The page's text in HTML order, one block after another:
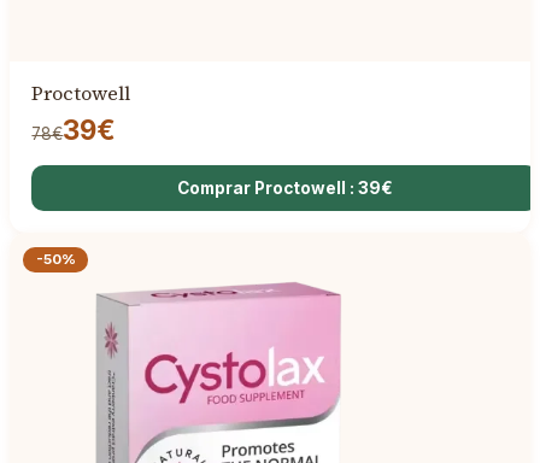
Proctowell
78€39€
Comprar Proctowell : 39€
-50%